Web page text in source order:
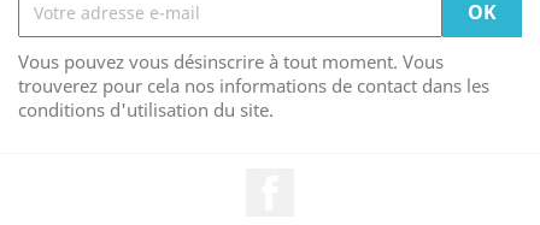
Vous pouvez vous désinscrire à tout moment. Vous
trouverez pour cela nos informations de contact dans les
conditions d'utilisation du site.